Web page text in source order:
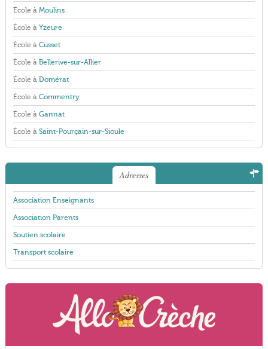
École à Moulins
École à Yzeure
École à Cusset
École à Bellerive-sur-Allier
École à Domérat
École à Commentry
École à Gannat
École à Saint-Pourçain-sur-Sioule
Adresses
Association Enseignants
Association Parents
Soutien scolaire
Transport scolaire